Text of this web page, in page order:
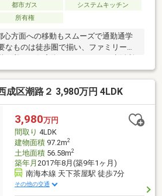
都市ガス
システムキッチン
所有権
心方面への移動もスムーズで通勤通学
ものは徒歩圏で揃い、ファミリーに
1階は一部を店舗としてお使い中のお
しても、リノベで居住スペースを増築
由度の高いつくりです。居住スペース
明るく整った室内♪白を基調でより広
っています。各居室も収納が完備さ
用途に合わせて使いやすい☆
成区潮路２ 3,980万円 4LDK
3,980万円
間取り 4LDK
建物面積97.2m2
土地面積56.58m2
築年月 2017年8月(築9年1ヶ月)
南海本線 天下茶屋駅 徒歩7分
その他の交通